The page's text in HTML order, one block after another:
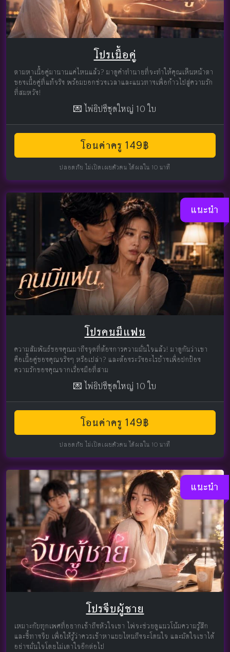
โปรเนื้อคู่
ตามหาเนื้อคู่มานานแค่ไหนแล้ว? มาดูคำทำนายที่จะทำให้คุณเห็นหน้าตา
ของเนื้อคู่ที่แท้จริง พร้อมบอกช่วงเวลาและแนวทางเพื่อก้าวไปสู่ความรัก
ที่สมหวัง!
💌 ไพ่ยิปซีชุดใหญ่ 10 ใบ
โอนค่าครู 149฿
ปลอดภัย ไม่เปิดเผยตัวตน ได้ผลใน 10 นาที
แนะนำ
โปรคนมีแฟน
ความสัมพันธ์ของคุณมาถึงจุดที่ต้องการความมั่นใจแล้ว! มาดูกันว่าเขา
คือเนื้อคู่ของคุณจริงๆ หรือเปล่า? และต้องระวังอะไรบ้างเพื่อปกป้อง
ความรักของคุณจากเรื่องมือที่สาม
💌 ไพ่ยิปซีชุดใหญ่ 10 ใบ
โอนค่าครู 149฿
ปลอดภัย ไม่เปิดเผยตัวตน ได้ผลใน 10 นาที
แนะนำ
โปรจีบผู้ชาย
เหมาะกับทุกเพศที่อยากเข้าถึงหัวใจเขา ไพ่จะช่วยดูแนวโน้มความรู้สึก
และชี้ทางจีบ เพื่อให้รู้ว่าควรเข้าหาแบบไหนถึงจะโดนใจ และมัดใจเขาได้
อย่างมั่นใจโดยไม่เดาใจอีกต่อไป